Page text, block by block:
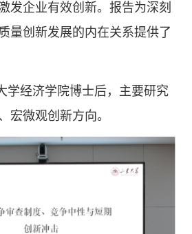
发企业有效创新。报告为深刻
量创新发展的内在关系提供了
学经济学院博士后，主要研究
宏微观创新方向。